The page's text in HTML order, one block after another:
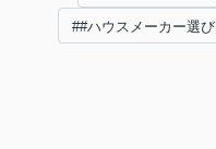
##ハウスメーカー選び